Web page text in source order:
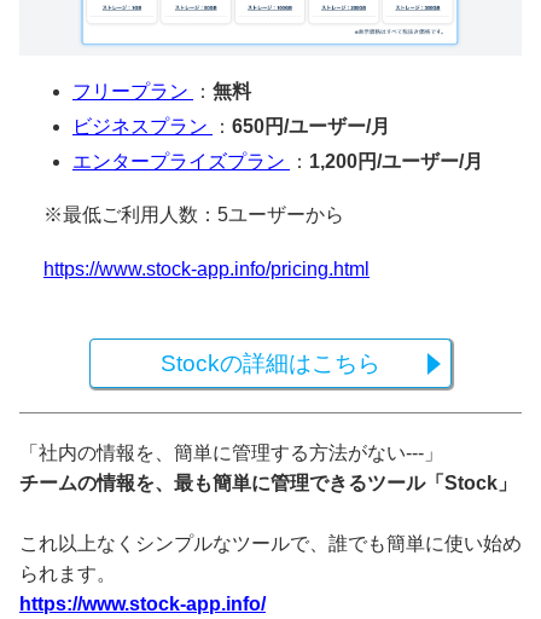
フリープラン ： 無料
ビジネスプラン
： 650円/ユーザー/月
エンタープライズプラン
： 1,200円/ユーザー/月
※最低ご利用人数：5ユーザーから
https://www.stock-app.info/pricing.html
Stockの詳細はこちら
「社内の情報を、簡単に管理する方法がない---」
チームの情報を、最も簡単に管理できるツール「Stock」
これ以上なくシンプルなツールで、誰でも簡単に使い始め
られます。
https://www.stock-app.info/